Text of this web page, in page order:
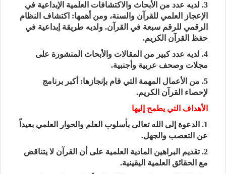
3. لديه عدد من الأبحاث والاكتشافات العلمية الإبداعية في
الإعجاز العلمي للقرآن والسنة، ومن أهمها: اكتشاف النظام
الرقمي للرقم سبعة في القرآن. ولديه طريقة إبداعية في
حفظ القرآن الكريم.
4. لديه عدد كبير من المقالات والأبحاث المنشورة على
مجلات وصحف عربية وأجنبية.
5. من الأعمال المهمة التي قام بإنجازها: أكبر برنامج
لإحصاء القرآن الكريم.
الأهداف التي يطمح إليها
1. الدعوة إلى الله تعالى بأسلوب العلم والحوار العلمي بعيداً
عن التعصب والجهل.
2. تقديم البراهين المادية العلمية على أن القرآن لا يتناقض
مع الحقائق العلمية اليقينية.